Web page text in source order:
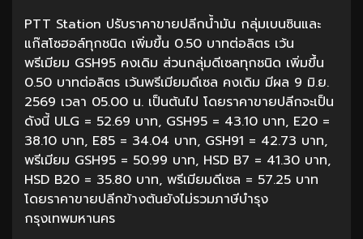
PTT Station ปรับราคาขายปลีกน้ำมัน กลุ่มเบนซินและ
แก๊สโซฮอล์ทุกชนิด เพิ่มขึ้น 0.50 บาทต่อลิตร เว้น
พรีเมียม GSH95 คงเดิม ส่วนกลุ่มดีเซลทุกชนิด เพิ่มขึ้น
0.50 บาทต่อลิตร เว้นพรีเมียมดีเซล คงเดิม มีผล 9 มิ.ย.
2569 เวลา 05.00 น. เป็นต้นไป โดยราคาขายปลีกจะเป็น
ดังนี้ ULG = 52.69 บาท, GSH95 = 43.10 บาท, E20 =
38.10 บาท, E85 = 34.04 บาท, GSH91 = 42.73 บาท,
พรีเมียม GSH95 = 50.99 บาท, HSD B7 = 41.30 บาท,
HSD B20 = 35.80 บาท, พรีเมียมดีเซล = 57.25 บาท
โดยราคาขายปลีกข้างต้นยังไม่รวมภาษีบำรุง
กรุงเทพมหานคร